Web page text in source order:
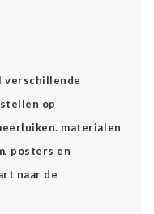
verschillende
op
materialen
posters en
naar de